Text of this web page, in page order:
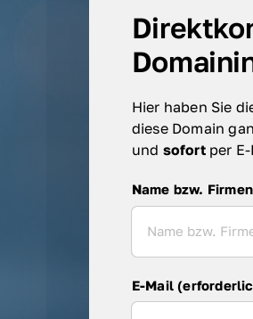
Hier haben Sie
diese Domain
und sofort per
Name bzw. Firmenname
Name bzw.
E-Mail